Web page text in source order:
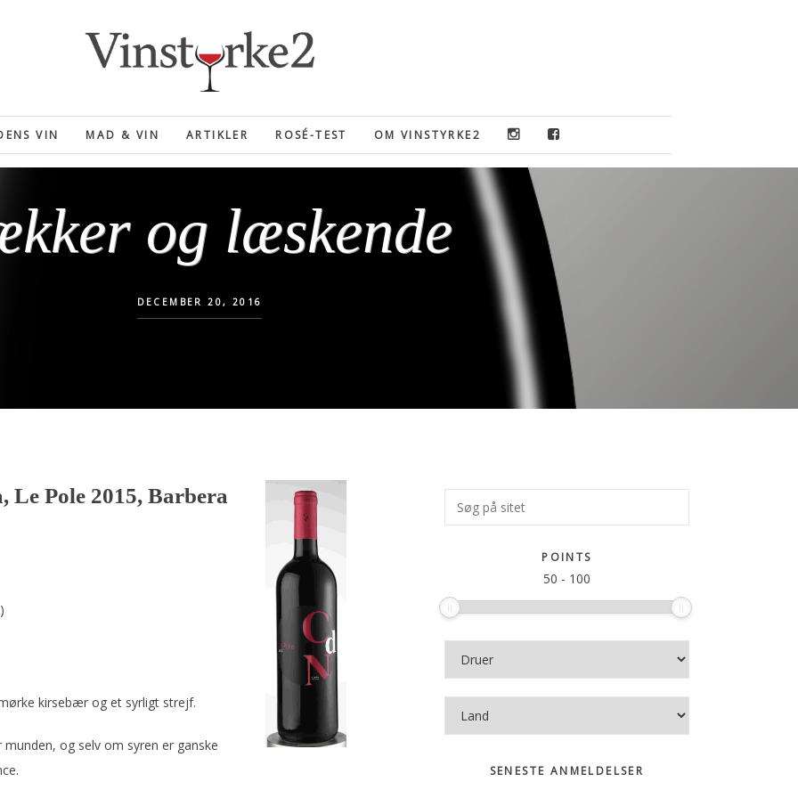
VIN MAD & VIN ARTIKLER ROSÉ-TEST OM VINSTYRKE2
og læskende
DECEMBER 20, 2016
Le Pole 2015, Barbera
kirsebær og et syrligt strejf.
og selv om syren er ganske
Primær
Sidebar
Søg
på
POINTS
50 - 100
SENESTE ANMELDELSER